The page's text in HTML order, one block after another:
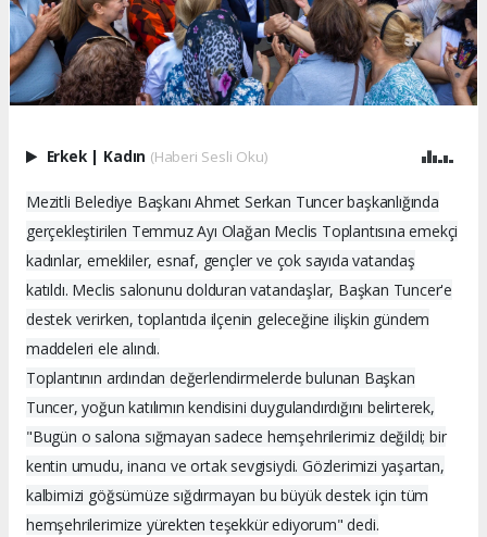
Erkek Kadın (Haberi Sesli Oku)
Mezitli Belediye Başkanı Ahmet Serkan Tuncer başkanlığında
gerçekleştirilen Temmuz Ayı Olağan Meclis Toplantısına emekçi
kadınlar, emekliler, esnaf, gençler ve çok sayıda vatandaş
katıldı. Meclis salonunu dolduran vatandaşlar, Başkan Tuncer'e
destek verirken, toplantıda ilçenin geleceğine ilişkin gündem
maddeleri ele alındı.
Toplantının ardından değerlendirmelerde bulunan Başkan
Tuncer, yoğun katılımın kendisini duygulandırdığını belirterek,
"Bugün o salona sığmayan sadece hemşehrilerimiz değildi; bir
kentin umudu, inancı ve ortak sevgisiydi. Gözlerimizi yaşartan,
kalbimizi göğsümüze sığdırmayan bu büyük destek için tüm
hemşehrilerimize yürekten teşekkür ediyorum" dedi.